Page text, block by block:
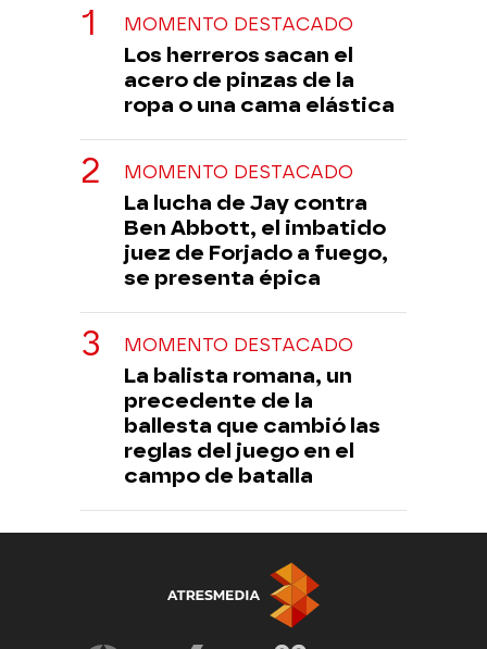
MOMENTO DESTACADO
Los herreros sacan el
acero de pinzas de la
ropa o una cama elástica
MOMENTO DESTACADO
La lucha de Jay contra
Ben Abbott, el imbatido
juez de Forjado a fuego,
se presenta épica
MOMENTO DESTACADO
La balista romana, un
precedente de la
ballesta que cambió las
reglas del juego en el
campo de batalla